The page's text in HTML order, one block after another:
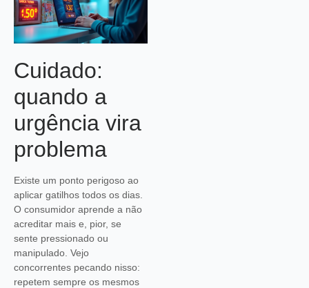
Cuidado:
quando a
urgência vira
problema
Existe um ponto perigoso ao
aplicar gatilhos todos os dias.
O consumidor aprende a não
acreditar mais e, pior, se
sente pressionado ou
manipulado. Vejo
concorrentes pecando nisso:
repetem sempre os mesmos